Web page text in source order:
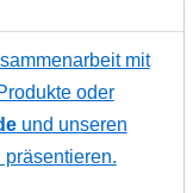
mit
oder
und unseren